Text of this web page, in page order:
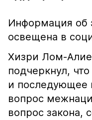
Информация об
освещена в
Хизри Лом-
подчеркнул,
и последующее
вопрос
вопрос закона,